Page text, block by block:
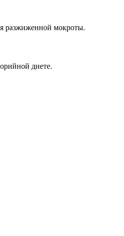
разжиженной мокроты.
диете.